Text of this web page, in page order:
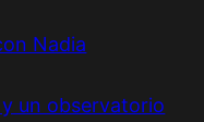
Nadia
un observatorio